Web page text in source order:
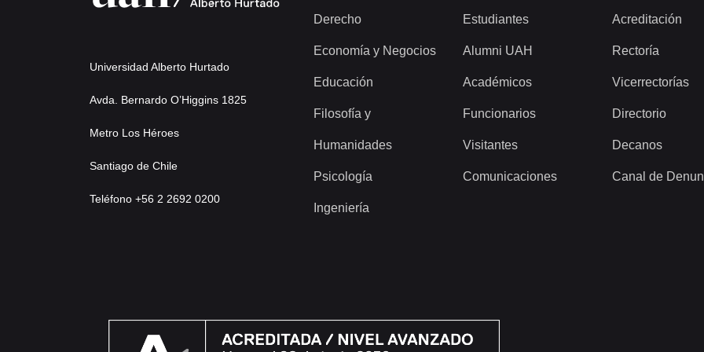
Universidad Alberto Hurtado
Avda. Bernardo O’Higgins 1825
Metro Los Héroes
Santiago de Chile
Teléfono +56 2 2692 0200
Derecho
Economía y Negocios
Educación
Filosofía y
Humanidades
Psicología
Ingeniería
Estudiantes
Alumni UAH
Académicos
Funcionarios
Visitantes
Comunicaciones
Acreditación
Rectoría
Vicerrectorías
Directorio
Decanos
Canal de